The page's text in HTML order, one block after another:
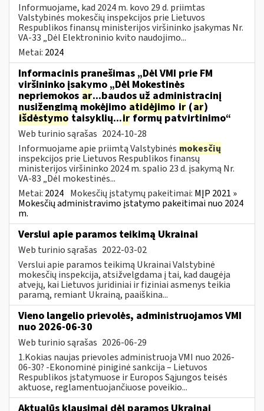
Informuojame, kad 2024 m. kovo 29 d. priimtas
Valstybinės mokesčių inspekcijos prie Lietuvos
Respublikos finansų ministerijos viršininko įsakymas Nr.
VA-33 „Dėl Elektroninio kvito naudojimo...
Metai: 2024
Informacinis pranešimas „Dėl VMI prie FM
viršininko įsakymo „Dėl Mokestinės
nepriemokos ar...baudos už administracinį
nusižengimą mokėjimo atidėjimo ir (ar)
išdėstymo taisyklių...irformų patvirtinimo“
Web turinio sąrašas 2024-10-28
Informuojame apie priimtą Valstybinės mokesčių
inspekcijos prie Lietuvos Respublikos finansų
ministerijos viršininko 2024 m. spalio 23 d. įsakymą Nr.
VA-83 „Dėl mokestinės...
Metai: 2024 Mokesčių įstatymų pakeitimai: MĮP 2021 »
Mokesčių administravimo įstatymo pakeitimai nuo 2024
m.
Verslui apie paramos teikimą Ukrainai
Web turinio sąrašas 2022-03-02
Verslui apie paramos teikimą Ukrainai Valstybinė
mokesčių inspekcija, atsižvelgdama į tai, kad daugėja
atvejų, kai Lietuvos juridiniai ir fiziniai asmenys teikia
paramą, remiant Ukrainą, paaiškina...
Vieno langelio prievolės, administruojamos VMI
nuo 2026-06-30
Web turinio sąrašas 2026-06-29
1.Kokias naujas prievoles administruoja VMI nuo 2026-
06-30? -Ekonominė piniginė sankcija – Lietuvos
Respublikos įstatymuose ir Europos Sąjungos teisės
aktuose, reglamentuojančiuose poveikio...
Aktualūs klausimai dėl paramos Ukrainai